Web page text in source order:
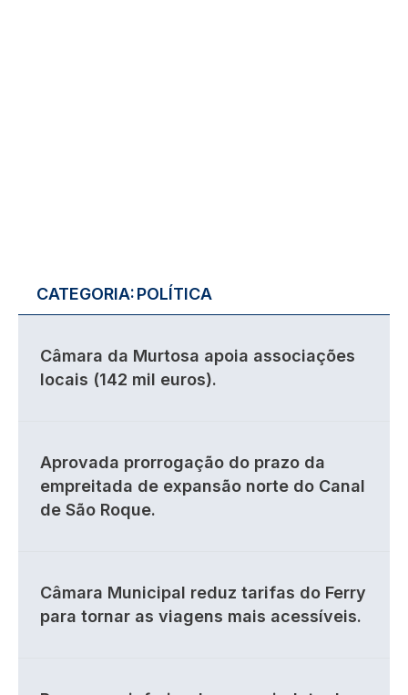
CATEGORIA:POLÍTICA
Câmara da Murtosa apoia associações
locais (142 mil euros).
Aprovada prorrogação do prazo da
empreitada de expansão norte do Canal
de São Roque.
Câmara Municipal reduz tarifas do Ferry
para tornar as viagens mais acessíveis.